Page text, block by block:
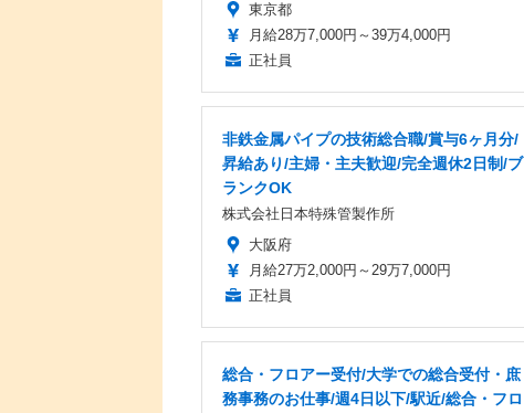
東京都
月給28万7,000円～39万4,000円
正社員
非鉄金属パイプの技術総合職/賞与6ヶ月分/
昇給あり/主婦・主夫歓迎/完全週休2日制/ブ
ランクOK
株式会社日本特殊管製作所
大阪府
月給27万2,000円～29万7,000円
正社員
総合・フロアー受付/大学での総合受付・庶
務事務のお仕事/週4日以下/駅近/総合・フロ